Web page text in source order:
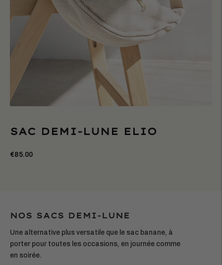
SAC DEMI-LUNE ELIO
€85.00
NOS SACS DEMI-LUNE
Une alternative plus versatile que le sac banane, à
porter pour toutes les occasions, en journée comme
en soirée.